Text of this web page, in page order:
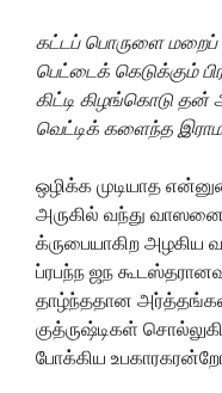
கட்டப் பொருளை
பெட்டைக் கெடுக்கும்
கிட்டி கிழங்கொடு தன்
வெட்டிக் களைந்த
ஒழிக்க முடியாத
அருகில் வந்து
க்ருபையாகிற அழகிய
ப்ரபந்ந ஜந
தாழ்ந்ததான
குத்ருஷ்டிகள்
போக்கிய